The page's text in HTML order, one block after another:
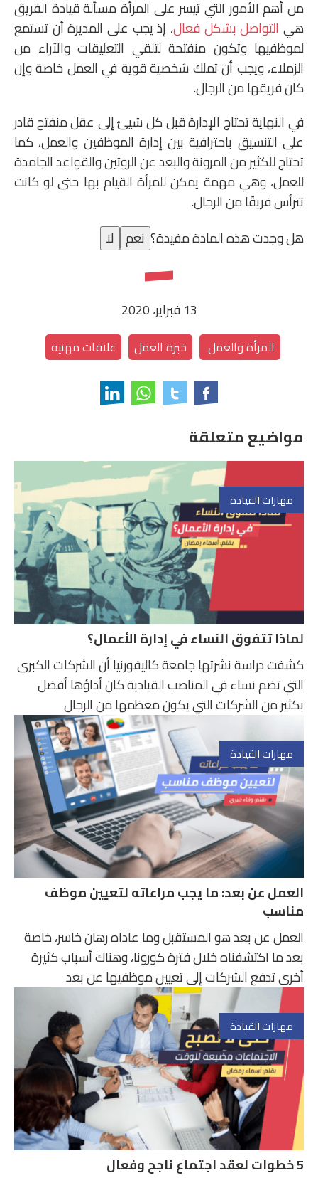
من أهم الأمور التي تيسر على المرأة مسألة قيادة الفريق
هي التواصل بشكل فعال، إذ يجب على المديرة أن تستمع
لموظفيها وتكون منفتحة لتلقي التعليقات والآراء من
الزملاء، ويجب أن تملك شخصية قوية في العمل خاصة وإن
كان فريقها من الرجال.
في النهاية تحتاج الإدارة قبل كل شيئ إلى عقل منفتح قادر
على التنسيق باحترافية بين إدارة الموظفين والعمل، كما
تحتاج للكثير من المرونة والبعد عن الروتين والقواعد الجامدة
للعمل، وهي مهمة يمكن للمرأة القيام بها حتى لو كانت
تترأس فريقًا من الرجال.
هل وجدت هذه المادة مفيدة؟ نعم لا
13 فبراير، 2020
المرأة والعمل خبرة العمل علاقات مهنية
مواضيع متعلقة
مهارات القيادة
لماذا تتفوق النساء في إدارة الأعمال؟
كشفت دراسة نشرتها جامعة كاليفورنيا أن الشركات الكبرى
التي تضم نساء في المناصب القيادية كان أداؤها أفضل
بكثير من الشركات التي يكون معظمها من الرجال
مهارات القيادة
العمل عن بعد: ما يجب مراعاته لتعيين موظف
مناسب
العمل عن بعد هو المستقبل وما عاداه رهان خاسر، خاصة
بعد ما اكتشفناه خلال فترة كورونا، وهناك أسباب كثيرة
أخرى تدفع الشركات إلى تعيين موظفيها عن بعد
مهارات القيادة
5 خطوات لعقد اجتماع ناجح وفعال